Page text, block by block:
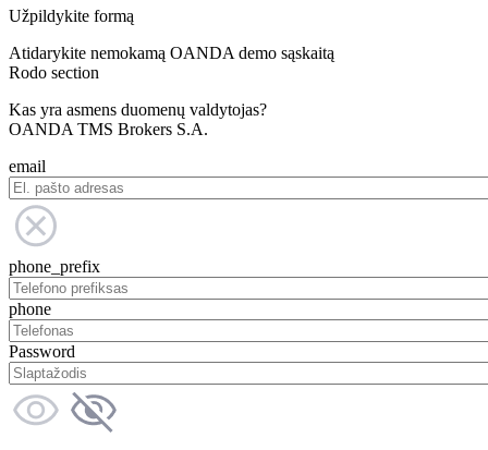
Užpildykite formą
Atidarykite nemokamą OANDA demo sąskaitą
Rodo section
Kas yra asmens duomenų valdytojas?
OANDA TMS Brokers S.A.
email
phone_prefix
phone
Password